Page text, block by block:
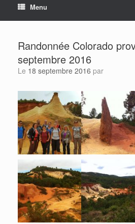
Menu
Randonnée Colorado
septembre 2016
Le 18 septembre 2016 par